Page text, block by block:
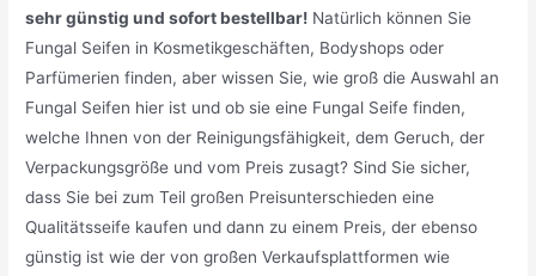
sehr günstig und sofort bestellbar! Natürlich können Sie
Fungal Seifen in Kosmetikgeschäften, Bodyshops oder
Parfümerien finden, aber wissen Sie, wie groß die Auswahl an
Fungal Seifen hier ist und ob sie eine Fungal Seife finden,
welche Ihnen von der Reinigungsfähigkeit, dem Geruch, der
Verpackungsgröße und vom Preis zusagt? Sind Sie sicher,
dass Sie bei zum Teil großen Preisunterschieden eine
Qualitätsseife kaufen und dann zu einem Preis, der ebenso
günstig ist wie der von großen Verkaufsplattformen wie